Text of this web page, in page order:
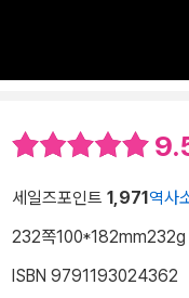
세일즈포인트 1,971역사
232쪽100*182mm232g
ISBN 9791193024362